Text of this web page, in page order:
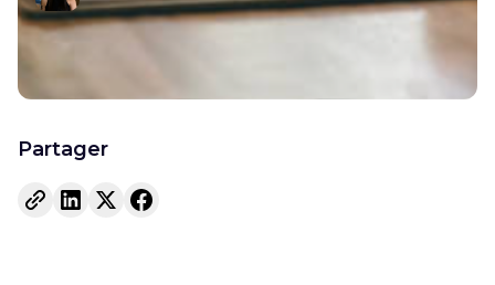
Partager